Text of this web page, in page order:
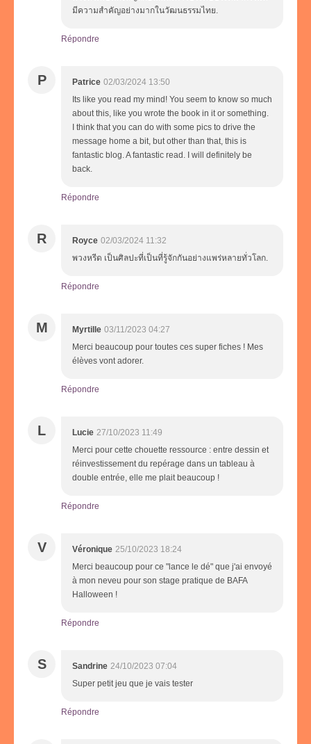
มีความสำคัญอย่างมากในวัฒนธรรมไทย.
Répondre
P Patrice 02/03/2024 13:50
Its like you read my mind! You seem to know so much
about this, like you wrote the book in it or something.
I think that you can do with some pics to drive the
message home a bit, but other than that, this is
fantastic blog. A fantastic read. I will definitely be
back.
Répondre
R Royce 02/03/2024 11:32
พวงหรีด เป็นศิลปะที่เป็นที่รู้จักกันอย่างแพร่หลายทั่วโลก.
Répondre
M Myrtille 03/11/2023 04:27
Merci beaucoup pour toutes ces super fiches ! Mes
élèves vont adorer.
Répondre
L Lucie 27/10/2023 11:49
Merci pour cette chouette ressource : entre dessin et
réinvestissement du repérage dans un tableau à
double entrée, elle me plait beaucoup !
Répondre
V Véronique 25/10/2023 18:24
Merci beaucoup pour ce "lance le dé" que j'ai envoyé
à mon neveu pour son stage pratique de BAFA
Halloween !
Répondre
S Sandrine 24/10/2023 07:04
Super petit jeu que je vais tester
Répondre